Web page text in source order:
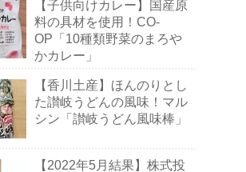
【子供向けカレー】国産原
料の具材を使用！CO-
OP「10種類野菜のまろや
かカレー」
【香川土産】ほんのりとし
た讃岐うどんの風味！マル
シン「讃岐うどん風味棒」
【2022年5月結果】株式投